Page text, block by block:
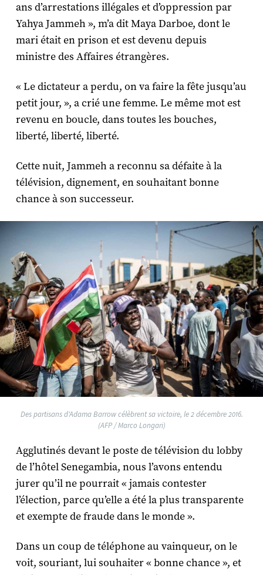
ans d’arrestations illégales et d’oppression par
Yahya Jammeh », m’a dit Maya Darboe, dont le
mari était en prison et est devenu depuis
ministre des Affaires étrangères.
« Le dictateur a perdu, on va faire la fête jusqu’au
petit jour, », a crié une femme. Le même mot est
revenu en boucle, dans toutes les bouches,
liberté, liberté, liberté.
Cette nuit, Jammeh a reconnu sa défaite à la
télévision, dignement, en souhaitant bonne
chance à son successeur.
Des partisans d'Adama Barrow célèbrent sa victoire, le 2 décembre 2016.
(AFP / Marco Longari)
Agglutinés devant le poste de télévision du lobby
de l’hôtel Senegambia, nous l’avons entendu
jurer qu’il ne pourrait « jamais contester
l’élection, parce qu’elle a été la plus transparente
et exempte de fraude dans le monde ».
Dans un coup de téléphone au vainqueur, on le
voit, souriant, lui souhaiter « bonne chance », et